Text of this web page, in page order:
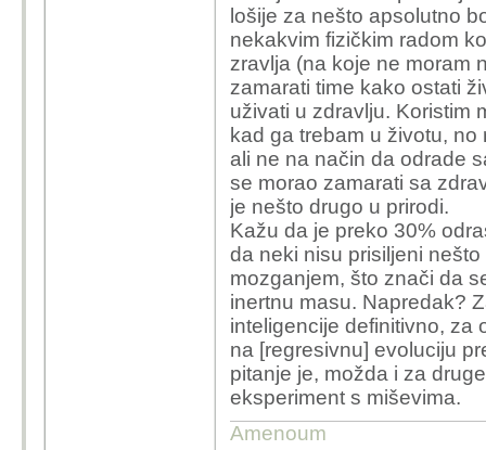
lošije za nešto apsolutno
nekakvim fizičkim radom
zravlja (na koje ne moram
zamarati time kako ostati
uživati u zdravlju. Koristim
kad ga trebam u životu,
ali ne na način da odrade
se morao zamarati sa
je nešto drugo u prirodi.
Kažu da je preko 30%
da neki nisu prisiljeni
mozganjem, što znači da
inertnu masu. Napredak?
inteligencije definitivno, za
na [regresivnu] evoluciju
pitanje je, možda i za
eksperiment s miševima.
Amenoum